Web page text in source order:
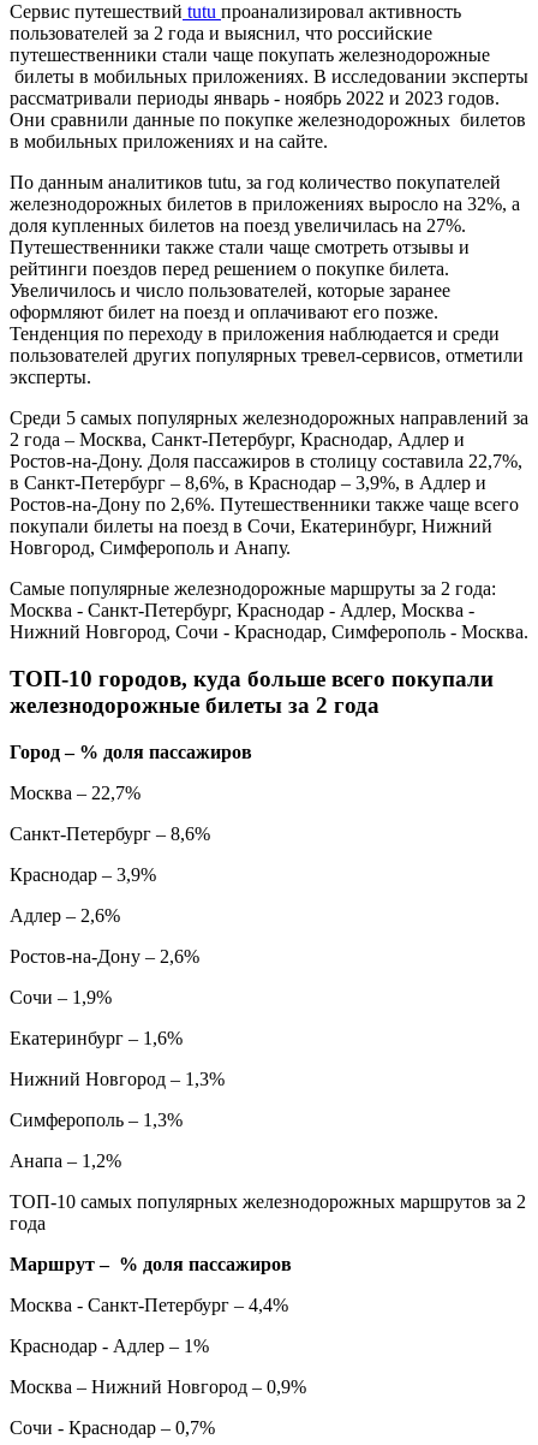
Сервис путешествий tutu проанализировал активность
пользователей за 2 года и выяснил, что российские
путешественники стали чаще покупать железнодорожные
билеты в мобильных приложениях. В исследовании эксперты
рассматривали периоды январь - ноябрь 2022 и 2023 годов.
Они сравнили данные по покупке железнодорожных билетов
в мобильных приложениях и на сайте.
По данным аналитиков tutu, за год количество покупателей
железнодорожных билетов в приложениях выросло на 32%, а
доля купленных билетов на поезд увеличилась на 27%.
Путешественники также стали чаще смотреть отзывы и
рейтинги поездов перед решением о покупке билета.
Увеличилось и число пользователей, которые заранее
оформляют билет на поезд и оплачивают его позже.
Тенденция по переходу в приложения наблюдается и среди
пользователей других популярных тревел-сервисов, отметили
эксперты.
Среди 5 самых популярных железнодорожных направлений за
2 года – Москва, Санкт-Петербург, Краснодар, Адлер и
Ростов-на-Дону. Доля пассажиров в столицу составила 22,7%,
в Санкт-Петербург – 8,6%, в Краснодар – 3,9%, в Адлер и
Ростов-на-Дону по 2,6%. Путешественники также чаще всего
покупали билеты на поезд в Сочи, Екатеринбург, Нижний
Новгород, Симферополь и Анапу.
Самые популярные железнодорожные маршруты за 2 года:
Москва - Санкт-Петербург, Краснодар - Адлер, Москва -
Нижний Новгород, Сочи - Краснодар, Симферополь - Москва.
ТОП-10 городов, куда больше всего покупали
железнодорожные билеты за 2 года
Город – % доля пассажиров
Москва – 22,7%
Санкт-Петербург – 8,6%
Краснодар – 3,9%
Адлер – 2,6%
Ростов-на-Дону – 2,6%
Сочи – 1,9%
Екатеринбург – 1,6%
Нижний Новгород – 1,3%
Симферополь – 1,3%
Анапа – 1,2%
ТОП-10 самых популярных железнодорожных маршрутов за 2
года
Маршрут – % доля пассажиров
Москва - Санкт-Петербург – 4,4%
Краснодар - Адлер – 1%
Москва – Нижний Новгород – 0,9%
Сочи - Краснодар – 0,7%